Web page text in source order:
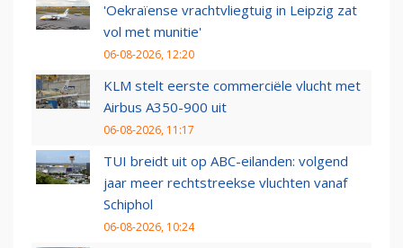
'Oekraïense vrachtvliegtuig in Leipzig zat
vol met munitie'
06-08-2026, 12:20
KLM stelt eerste commerciële vlucht met
Airbus A350-900 uit
06-08-2026, 11:17
TUI breidt uit op ABC-eilanden: volgend
jaar meer rechtstreekse vluchten vanaf
Schiphol
06-08-2026, 10:24